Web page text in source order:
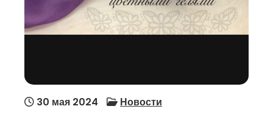
30 мая 2024 Новости